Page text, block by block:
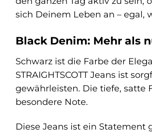
sich Deinem Leben an – egal,
Black Denim: Mehr als
Schwarz ist die Farbe der
STRAIGHTSCOTT Jeans ist
gewährleisten. Die tiefe, satte
besondere Note.
Diese Jeans ist ein Statement